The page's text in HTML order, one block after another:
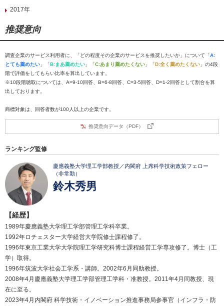
2017年
推奨意向
調査企業のサービス利用者に、「どの程度その企業のサービスを推奨したいか」について「A:
とても薦めたい 」「B:まあ薦めたい 」「C:あまり薦めたくない 」「D:全く薦めたくない 」の4段
階で評価をしてもらい比率を算出しています。
※10段階聴取については、A=9-10回答、B=6-8回答、C=3-5回答、D=1-2回答として割合を算
出しております。
商標対象は、回答者数が100人以上の企業です。
推奨意向データ（PDF）
ランキング監修
慶應義塾大学理工学部教授／内閣府 上席科学技術政策フェロー
（非常勤）
鈴木秀男
【経歴】
1989年慶應義塾大学理工学部管理工学科卒業。
1992年ロチェスター大学経営大学院修士課程修了。
1996年東京工業大学大学院理工学研究科博士課程経営工学専攻修了。博士（工
学）取得。
1996年筑波大学社会工学系・講師。2002年6月同助教授。
2008年4月慶應義塾大学理工学部管理工学科・准教授。2011年4月同教授、現
在に至る。
2023年4月内閣府 科学技術・イノベーション推進事務局参事官（インフラ・防